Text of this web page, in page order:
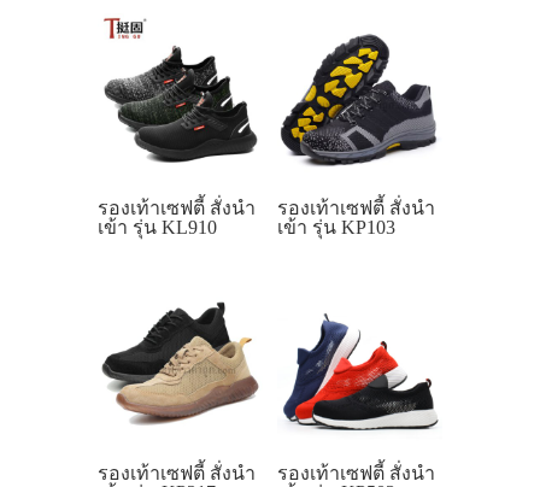
รองเท้าเซฟตี้ สั่งนำ
เข้า รุ่น KL910
รองเท้าเซฟตี้ สั่งนำ
เข้า รุ่น KP103
รองเท้าเซฟตี้ สั่งนำ
รองเท้าเซฟตี้ สั่งนำ